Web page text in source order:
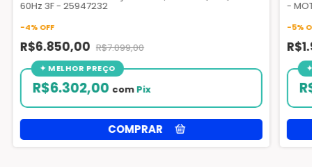
60Hz 3F - 25947232
-4%OFF
R$6.850,00 R$7.099,00
R$6.302,00 comPix
-
-5%